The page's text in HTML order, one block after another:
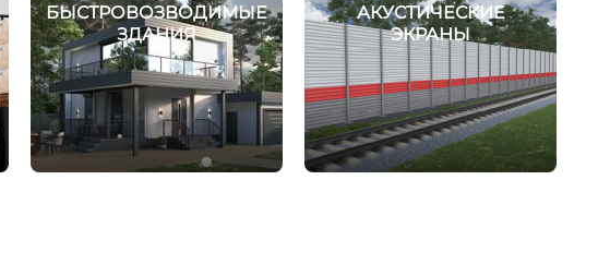
БЫСТРОВОЗВОДИМЫЕ
ЗДАНИЯ
АКУСТИЧЕСКИЕ
ЭКРАНЫ